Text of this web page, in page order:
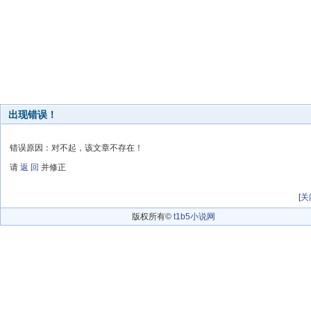
出现错误！
错误原因：对不起，该文章不存在！
请 返 回 并修正
[关
版权所有© t1b5小说网